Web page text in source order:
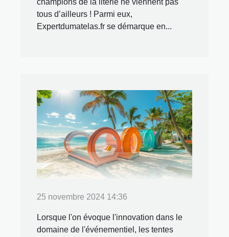
tous d’ailleurs ! Parmi eux,
Expertdumatelas.fr se démarque en...
25 novembre 2024 14:36
Lorsque l'on évoque l'innovation dans le
domaine de l'événementiel, les tentes